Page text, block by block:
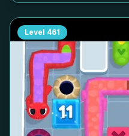
Level 461